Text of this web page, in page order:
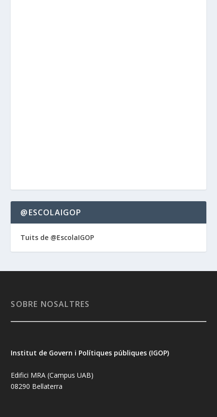
@ESCOLAIGOP
Tuits de @EscolaIGOP
SOBRE NOSALTRES
Institut de Govern i Polítiques públiques (IGOP)
Edifici MRA (Campus UAB)
08290 Bellaterra